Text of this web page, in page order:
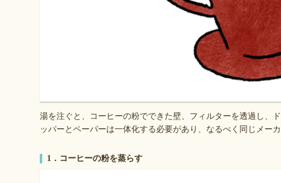
湯を注ぐと、コーヒーの粉でできた壁、フィルターを透過し、
ッパーとペーパーは一体化する必要があり、なるべく同じメー
1．コーヒーの粉を蒸らす